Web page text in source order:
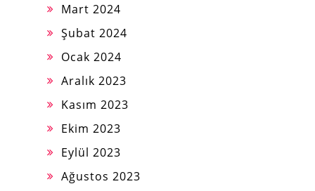
Mart 2024
Şubat 2024
Ocak 2024
Aralık 2023
Kasım 2023
Ekim 2023
Eylül 2023
Ağustos 2023